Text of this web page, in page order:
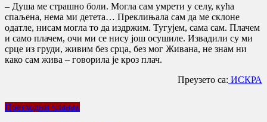
– Душа ме страшно боли. Могла сам умрети у селу, кућа
спаљена, нема ми детета… Преклињала сам да ме склоне
одатле, нисам могла то да издржим. Тугујем, сама сам. Плачем
и само плачем, очи ми се нису још осушиле. Извадили су ми
срце из груди, живим без срца, без мог Живана, не знам ни
како сам жива – говорила је кроз плач.
Преузето са: ИСКРА
Претходни чланак